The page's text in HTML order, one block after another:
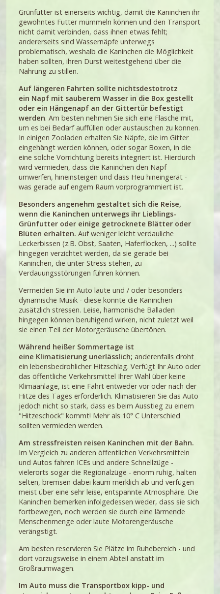
Grünfutter ist einerseits wichtig, damit die Kaninchen ihr
gewohntes Futter mümmeln können und den Transport
nicht damit verbinden, dass ihnen etwas fehlt;
andererseits sind Wassernäpfe unterwegs
problematisch, weshalb die Kaninchen die Möglichkeit
haben sollten, ihren Durst weitestgehend über die
Nahrung zu stillen.
Auf längeren Fahrten sollte nichtsdestotrotz
ein Napf mit sauberem Wasser in die Box gestellt
oder ein Hängenapf an der Gittertür befestigt
werden. Am besten nehmen Sie sich eine Flasche mit,
um es bei Bedarf auffüllen oder austauschen zu können.
In einigen Zooladen erhalten Sie Näpfe, die im Gitter
eingehängt werden können, oder sogar Boxen, in die
eine solche Vorrichtung bereits integriert ist. Hierdurch
wird vermieden, dass die Kaninchen den Napf
umwerfen, hineinsteigen und dass Heu hineingerät -
was gerade auf engem Raum vorprogrammiert ist.
Besonders angenehm gestaltet sich die Reise,
wenn die Kaninchen unterwegs ihr Lieblings-
Grünfutter oder einige getrocknete Blätter oder
Blüten erhalten. Auf weniger leicht verdauliche
Leckerbissen (z.B. Obst, Saaten, Haferflocken, ...) sollte
hingegen verzichtet werden, da sie gerade bei
Kaninchen, die unter Stress stehen, zu
Verdauungsstörungen führen können.
Vermeiden Sie im Auto laute und / oder besonders
dynamische Musik - diese könnte die Kaninchen
zusätzlich stressen. Leise, harmonische Balladen
hingegen können beruhigend wirken, nicht zuletzt weil
sie einen Teil der Motorgeräusche übertönen.
Während heißer Sommertage ist
eine Klimatisierung unerlässlich; anderenfalls droht
ein lebensbedrohlicher Hitzschlag. Verfügt Ihr Auto oder
das öffentliche Verkehrsmittel Ihrer Wahl über keine
Klimaanlage, ist eine Fahrt entweder vor oder nach der
Hitze des Tages erforderlich. Klimatisieren Sie das Auto
jedoch nicht so stark, dass es beim Ausstieg zu einem
"Hitzeschock" kommt! Mehr als 10° C Unterschied
sollten vermieden werden.
Am stressfreisten reisen Kaninchen mit der Bahn.
Im Vergleich zu anderen öffentlichen Verkehrsmitteln
und Autos fahren ICEs und andere Schnellzüge -
vielerorts sogar die Regionalzüge - enorm ruhig, halten
selten, bremsen dabei kaum merklich ab und verfügen
meist über eine sehr leise, entspannte Atmosphäre. Die
Kaninchen bemerken infolgedessen weder, dass sie sich
fortbewegen, noch werden sie durch eine lärmende
Menschenmenge oder laute Motorengeräusche
verängstigt.
Am besten reservieren Sie Plätze im Ruhebereich - und
dort vorzugsweise in einem Abteil anstatt im
Großraumwagen.
Im Auto muss die Transportbox kipp- und